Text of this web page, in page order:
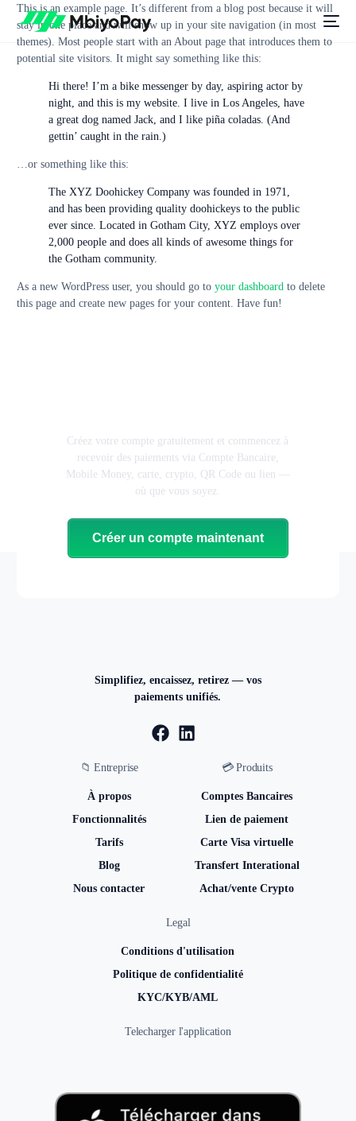
This is an example page. It’s different from a blog post because it will
stay in one place and will show up in your site navigation (in most
themes). Most people start with an About page that introduces them to
potential site visitors. It might say something like this:
Hi there! I’m a bike messenger by day, aspiring actor by
night, and this is my website. I live in Los Angeles, have
a great dog named Jack, and I like piña coladas. (And
gettin’ caught in the rain.)
…or something like this:
The XYZ Doohickey Company was founded in 1971,
and has been providing quality doohickeys to the public
ever since. Located in Gotham City, XYZ employs over
2,000 people and does all kinds of awesome things for
the Gotham community.
As a new WordPress user, you should go toyour dashboard to delete
this page and create new pages for your content. Have fun!
Créez votre compte gratuitement et commencez à
recevoir des paiements via Compte Bancaire,
Mobile Money, carte, crypto, QR Code ou lien —
où que vous soyez.
Créer un compte maintenant
Simplifiez, encaissez, retirez — vos
paiements unifiés.
📁 Entreprise
À propos
Fonctionnalités
Tarifs
Blog
Nous contacter
💳 Produits
Comptes Bancaires
Lien de paiement
Carte Visa virtuelle
Transfert Interational
Achat/vente Crypto
Legal
Conditions d'utilisation
Politique de confidentialité
KYC/KYB/AML
Telecharger l'application